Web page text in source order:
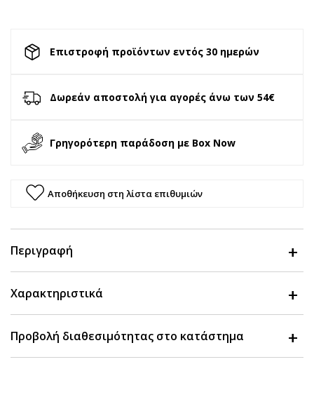
Επιστροφή προϊόντων εντός 30 ημερών
Δωρεάν αποστολή για αγορές άνω των 54€
Γρηγορότερη παράδοση με Box Now
Αποθήκευση στη λίστα επιθυμιών
Περιγραφή
Χαρακτηριστικά
Προβολή διαθεσιμότητας στο κατάστημα